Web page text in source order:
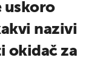
uskoro
nazivi
okidač za